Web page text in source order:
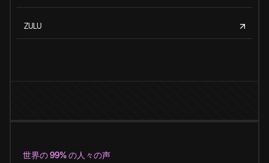
ZULU
世界の 99% の人々の声